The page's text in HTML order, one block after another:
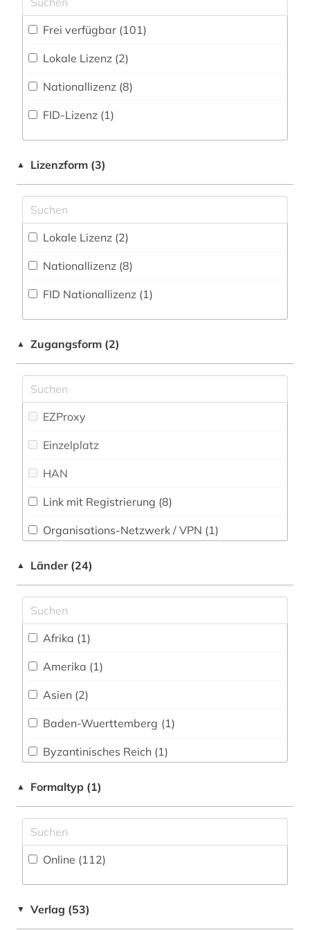
aristoteles | philosoph; lehrer (1)
benedictus de spinoza (1)
bewusstsein (1)
bibliografie (8)
bibliographie (6)
bioethik (3)
blogportal (1)
brief (3)
chemie (3)
desiderius erasmus (1)
deutsch (1)
deutsches sprachgebiet (1)
deutschland (2)
Frei verfügbar (101)
Lokale Lizenz (2)
Nationallizenz (8)
FID-Lizenz (1)
▲ Lizenzform (3)
Lokale Lizenz (2)
Nationallizenz (8)
FID Nationallizenz (1)
▲ Zugangsform (2)
EZProxy
Einzelplatz
HAN
Link mit Registrierung (8)
Organisations-Netzwerk / VPN (1)
Shibboleth
Zugriff vor Ort
▲ Länder (24)
Afrika (1)
Amerika (1)
Asien (2)
Baden-Wuerttemberg (1)
Byzantinisches Reich (1)
Europa (1)
▲ Formaltyp (1)
Online (112)
▼ Verlag (53)